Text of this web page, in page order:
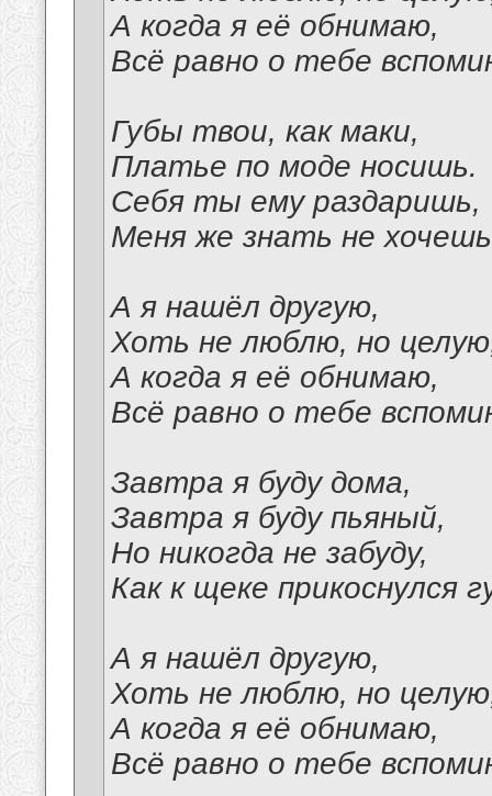
А когда я её обнимаю,
Всё равно о тебе
Губы твои, как маки,
Платье по моде носишь.
Себя ты ему раздаришь,
Меня же знать не
А я нашёл другую,
Хоть не люблю, но
А когда я её обнимаю,
Всё равно о тебе
Завтра я буду дома,
Завтра я буду пьяный,
Но никогда не забуду,
Как к щеке прикоснулся
А я нашёл другую,
Хоть не люблю, но
А когда я её обнимаю,
Всё равно о тебе